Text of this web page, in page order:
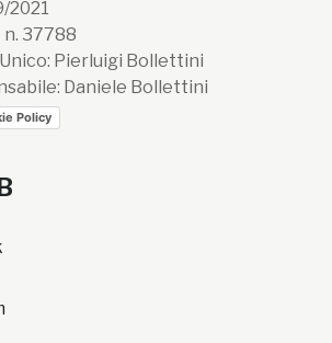
2021
n. 37788
Pierluigi Bollettini
Daniele Bollettini
Policy